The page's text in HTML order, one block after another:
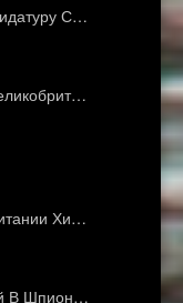
С…
Хи…
В Шпион…